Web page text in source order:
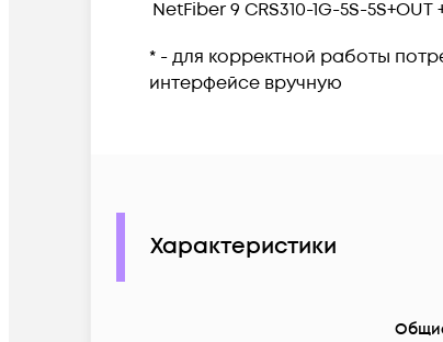
NetFiber 9 CRS310-1G-5S-5S+OUT
* - для корректной работы
интерфейсе вручную
Характеристики